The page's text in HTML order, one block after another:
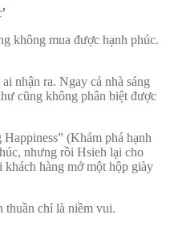
không mua được hạnh phúc.
nhận ra. Ngay cả nhà sáng
cũng không phân biệt được
(Khám phá hạnh
nhưng rồi Hsieh lại cho
khách hàng mở một hộp giày
thuần chỉ là niềm vui.